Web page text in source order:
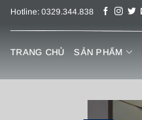
Chuyển
Hotline: 0329.344.838
TRANG CHỦ SẢN PHẨM